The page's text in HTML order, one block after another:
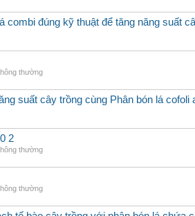
combi đúng kỹ thuật để tăng năng suất
thường
suất cây trồng cùng Phân bón lá cofoli
2
thường
thường